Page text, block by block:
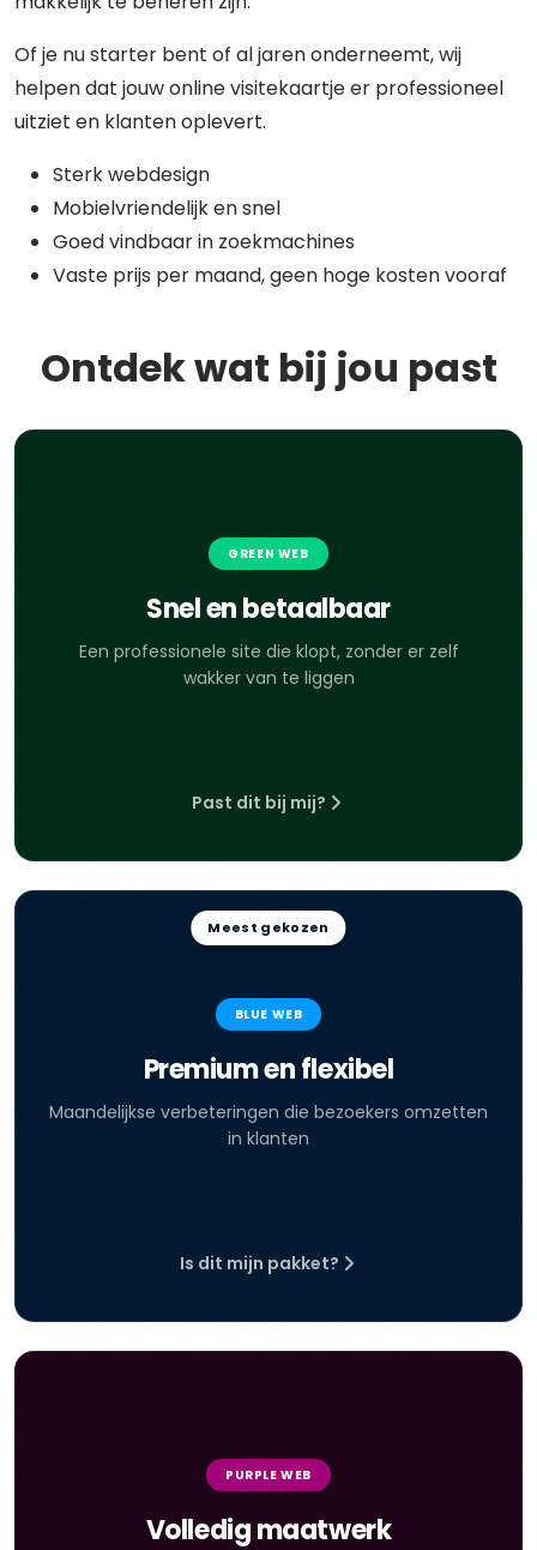
Of je nu starter bent of al jaren onderneemt, wij
helpen dat jouw online visitekaartje er professioneel
uitziet en klanten oplevert.
Sterk webdesign
Mobielvriendelijk en snel
Goed vindbaar in zoekmachines
Vaste prijs per maand, geen hoge kosten vooraf
Ontdek wat bij jou past
GREEN WEB
Snel en betaalbaar
Een professionele site die klopt, zonder er zelf
wakker van te liggen
Past dit bij mij?
Meest gekozen
BLUE WEB
Premium en flexibel
Maandelijkse verbeteringen die bezoekers omzetten
in klanten
Is dit mijn pakket?
PURPLE WEB
Volledig maatwerk